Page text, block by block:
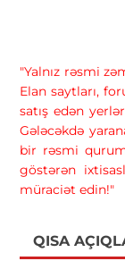
"Yalnız rəsmi
Elan saytları,
satış edən
Gələcəkdə
bir rəsmi
göstərən
müraciət edin!"
QISA